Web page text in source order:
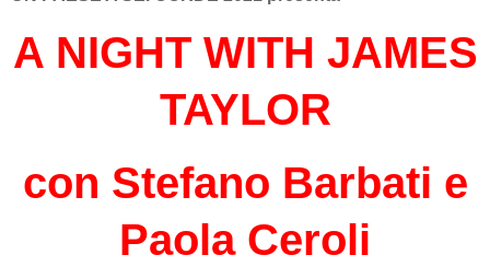
A NIGHT WITH JAMES
TAYLOR
con Stefano Barbati e
Paola Ceroli